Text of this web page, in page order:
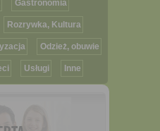
Gastronomia
Rozrywka, Kultura
Odzież, obuwie
Usługi Inne